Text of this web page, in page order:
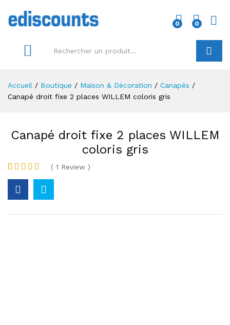
0 0
Accueil / Boutique / Maison & Décoration / Canapés /
Canapé droit fixe 2 places WILLEM coloris gris
Canapé droit fixe 2 places WILLEM
coloris gris
Noté5.00
sur 5 basé
sur
1
notation
( 1 Review )